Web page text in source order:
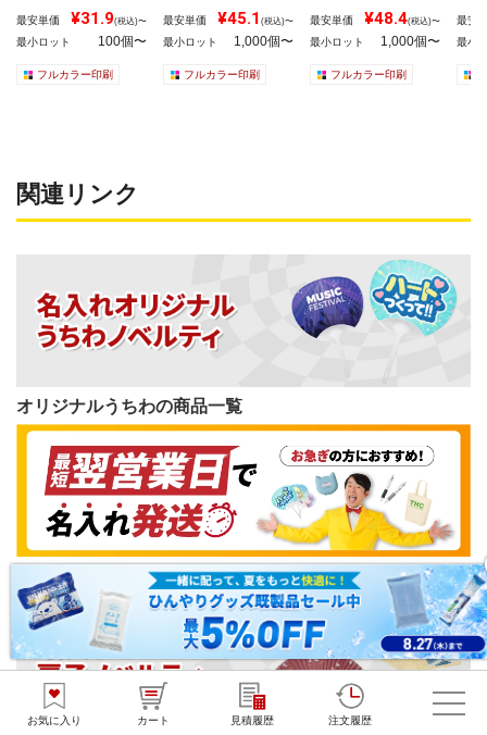
お気に入り カート 見積履歴 注文履歴
最安単価 ¥31.9(税込)〜
最小ロット 100個〜
フルカラー印刷
最安単価 ¥45.1 (税込)〜
最小ロット 1,000個〜
フルカラー印刷
最安単価 ¥48.4(税込)〜
最小ロット 1,000個〜
フルカラー印刷
最安
最小
関連リンク
オリジナルうちわの商品一覧
短納期ノベルティの商品一覧